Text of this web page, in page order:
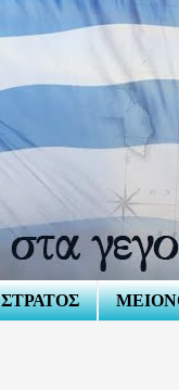
ΣΤΡΑΤΟΣ